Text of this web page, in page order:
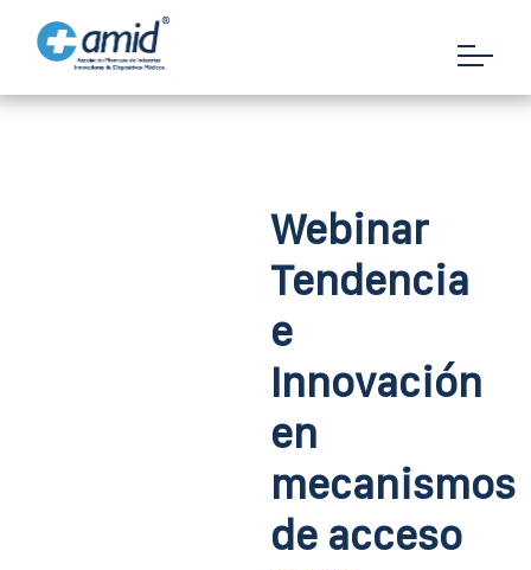
Webinar
Tendencia
e
Innovación
en
mecanismos
de acceso